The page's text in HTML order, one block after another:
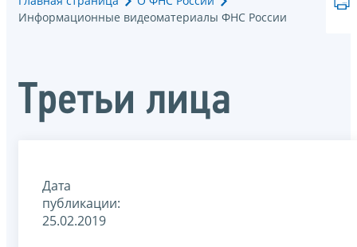
Информационные видеоматериалы ФНС России
Третьи лица
Дата
публикации:
25.02.2019